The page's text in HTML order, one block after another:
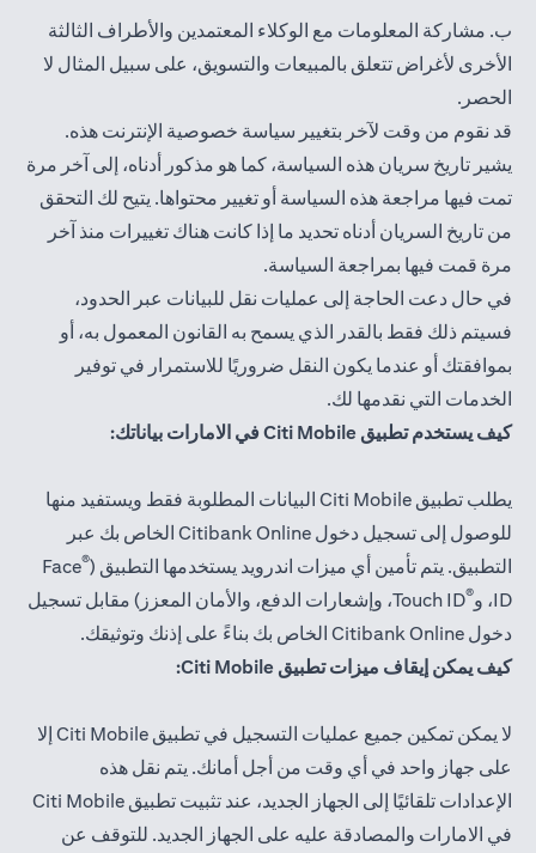
ب. مشاركة المعلومات مع الوكلاء المعتمدين والأطراف الثالثة
الأخرى لأغراض تتعلق بالمبيعات والتسويق، على سبيل المثال لا
الحصر.
قد نقوم من وقت لآخر بتغيير سياسة خصوصية الإنترنت هذه.
يشير تاريخ سريان هذه السياسة، كما هو مذكور أدناه، إلى آخر مرة
تمت فيها مراجعة هذه السياسة أو تغيير محتواها. يتيح لك التحقق
من تاريخ السريان أدناه تحديد ما إذا كانت هناك تغييرات منذ آخر
مرة قمت فيها بمراجعة السياسة.
في حال دعت الحاجة إلى عمليات نقل للبيانات عبر الحدود،
فسيتم ذلك فقط بالقدر الذي يسمح به القانون المعمول به، أو
بموافقتك أو عندما يكون النقل ضروريًا للاستمرار في توفير
الخدمات التي نقدمها لك.
كيف يستخدم تطبيق Citi Mobile في الامارات بياناتك:
يطلب تطبيق Citi Mobile البيانات المطلوبة فقط ويستفيد منها
للوصول إلى تسجيل دخول Citibank Online الخاص بك عبر
التطبيق. يتم تأمين أي ميزات اندرويد يستخدمها التطبيق (®
Face
ID، و
®
Touch ID، وإشعارات الدفع، والأمان المعزز) مقابل تسجيل
دخول Citibank Online الخاص بك بناءً على إذنك وتوثيقك.
كيف يمكن إيقاف ميزات تطبيق Citi Mobile:
لا يمكن تمكين جميع عمليات التسجيل في تطبيق Citi Mobile إلا
على جهاز واحد في أي وقت من أجل أمانك. يتم نقل هذه
الإعدادات تلقائيًا إلى الجهاز الجديد، عند تثبيت تطبيق Citi Mobile
في الامارات والمصادقة عليه على الجهاز الجديد. للتوقف عن